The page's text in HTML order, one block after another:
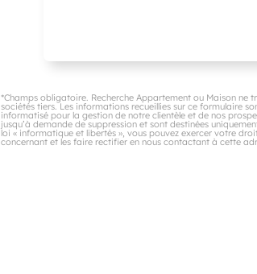
*Champs obligatoire. Recherche Appartement ou Maison ne
sociétés tiers. Les informations recueillies sur ce formulaire
informatisé pour la gestion de notre clientèle et de nos
jusqu’à demande de suppression et sont destinées
loi « informatique et libertés », vous pouvez exercer votre
concernant et les faire rectifier en nous contactant à cette